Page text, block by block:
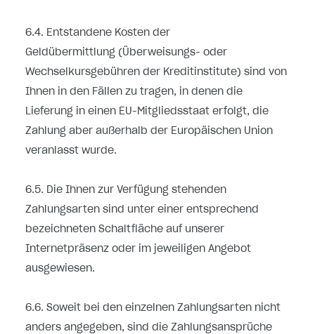
6.4. Entstandene Kosten der
Geldübermittlung (Überweisungs- oder
Wechselkursgebühren der Kreditinstitute) sind von
Ihnen in den Fällen zu tragen, in denen die
Lieferung in einen EU-Mitgliedsstaat erfolgt, die
Zahlung aber außerhalb der Europäischen Union
veranlasst wurde.
6.5. Die Ihnen zur Verfügung stehenden
Zahlungsarten sind unter einer entsprechend
bezeichneten Schaltfläche auf unserer
Internetpräsenz oder im jeweiligen Angebot
ausgewiesen.
6.6. Soweit bei den einzelnen Zahlungsarten nicht
anders angegeben, sind die Zahlungsansprüche